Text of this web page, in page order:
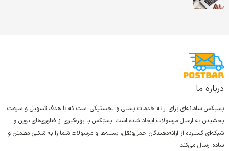
درباره ما
پستِکس سامانه‌ای برای ارائه خدمات پستی و لجستیکی است که با هدف تسهیل و سرعت
بخشیدن به ارسال مرسولات ایجاد شده است. پستِکس با بهره‌گیری از فناوری‌های نوین و
شبکه‌ای گسترده از ارائه‌دهندگان حمل‌ونقل، بسته‌ها و مرسولات شما را به شکلی مطمئن و
ساده ارسال می‌کند.